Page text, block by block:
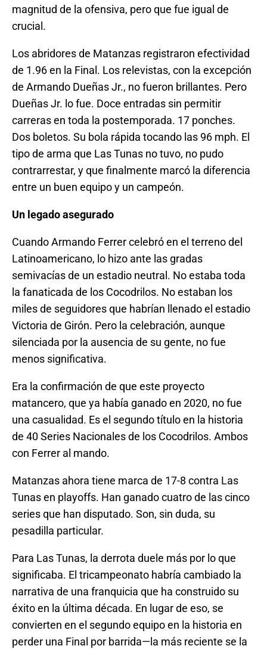
magnitud de la ofensiva, pero que fue igual de
crucial.
Los abridores de Matanzas registraron efectividad
de 1.96 en la Final. Los relevistas, con la excepción
de Armando Dueñas Jr., no fueron brillantes. Pero
Dueñas Jr. lo fue. Doce entradas sin permitir
carreras en toda la postemporada. 17 ponches.
Dos boletos. Su bola rápida tocando las 96 mph. El
tipo de arma que Las Tunas no tuvo, no pudo
contrarrestar, y que finalmente marcó la diferencia
entre un buen equipo y un campeón.
Un legado asegurado
Cuando Armando Ferrer celebró en el terreno del
Latinoamericano, lo hizo ante las gradas
semivacías de un estadio neutral. No estaba toda
la fanaticada de los Cocodrilos. No estaban los
miles de seguidores que habrían llenado el estadio
Victoria de Girón. Pero la celebración, aunque
silenciada por la ausencia de su gente, no fue
menos significativa.
Era la confirmación de que este proyecto
matancero, que ya había ganado en 2020, no fue
una casualidad. Es el segundo título en la historia
de 40 Series Nacionales de los Cocodrilos. Ambos
con Ferrer al mando.
Matanzas ahora tiene marca de 17-8 contra Las
Tunas en playoffs. Han ganado cuatro de las cinco
series que han disputado. Son, sin duda, su
pesadilla particular.
Para Las Tunas, la derrota duele más por lo que
significaba. El tricampeonato habría cambiado la
narrativa de una franquicia que ha construido su
éxito en la última década. En lugar de eso, se
convierten en el segundo equipo en la historia en
perder una Final por barrida—la más reciente se la